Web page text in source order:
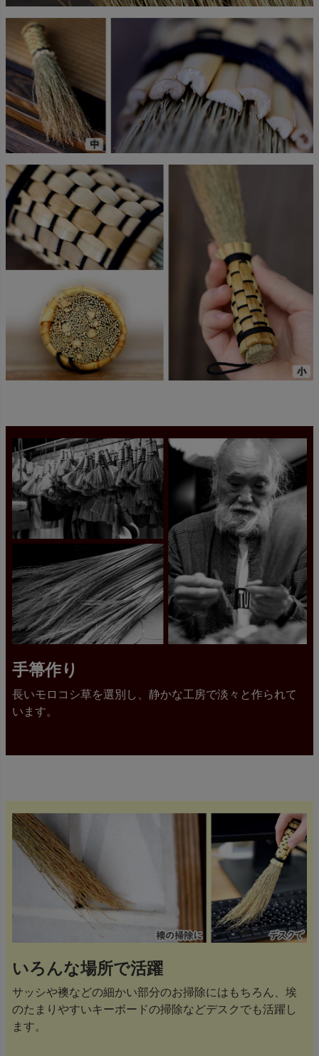
手箒作り
長いモロコシ草を選別し、静かな工房で淡々と作られて
います。
いろんな場所で活躍
サッシや襖などの細かい部分のお掃除にはもちろん、埃
のたまりやすいキーボードの掃除などデスクでも活躍し
ます。